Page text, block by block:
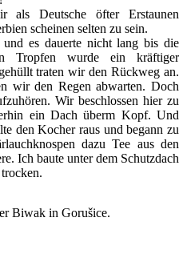
als Deutsche öfter Erstaunen
scheinen selten zu sein.
es dauerte nicht lang bis die
Tropfen wurde ein kräftiger
traten wir den Rückweg an.
wir den Regen abwarten. Doch
Wir beschlossen hier zu
ein Dach überm Kopf. Und
den Kocher raus und begann zu
dazu Tee aus den
Ich baute unter dem Schutzdach
Biwak in Gorušice.